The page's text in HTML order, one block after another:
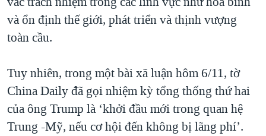
và ổn định thế giới, phát triển và thịnh vượng
toàn cầu.
Tuy nhiên, trong một bài xã luận hôm 6/11, tờ
China Daily đã gọi nhiệm kỳ tổng thống thứ hai
của ông Trump là ‘khởi đầu mới trong quan hệ
Trung -Mỹ, nếu cơ hội đến không bị lãng phí’.